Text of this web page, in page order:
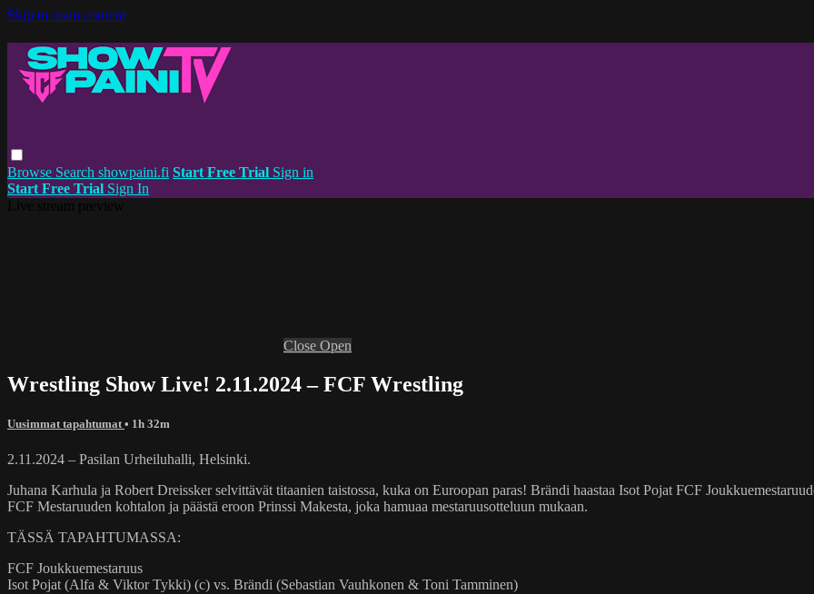
Skip to main content
Browse Search showpaini.fi Start Free Trial Sign in
Start Free Trial Sign In
Close Open
Wrestling Show Live! 2.11.2024 – FCF Wrestling
Uusimmat tapahtumat • 1h 32m
2.11.2024 – Pasilan Urheiluhalli, Helsinki.
Juhana Karhula ja Robert Dreissker selvittävät titaanien taistossa, kuka on Euroopan paras! Brändi haastaa Isot Pojat FCF
FCF Mestaruuden kohtalon ja päästä eroon Prinssi Makesta, joka hamuaa mestaruusotteluun mukaan.
TÄSSÄ TAPAHTUMASSA:
FCF Joukkuemestaruus
Isot Pojat (Alfa & Viktor Tykki) (c) vs. Brändi (Sebastian Vauhkonen & Toni Tamminen)